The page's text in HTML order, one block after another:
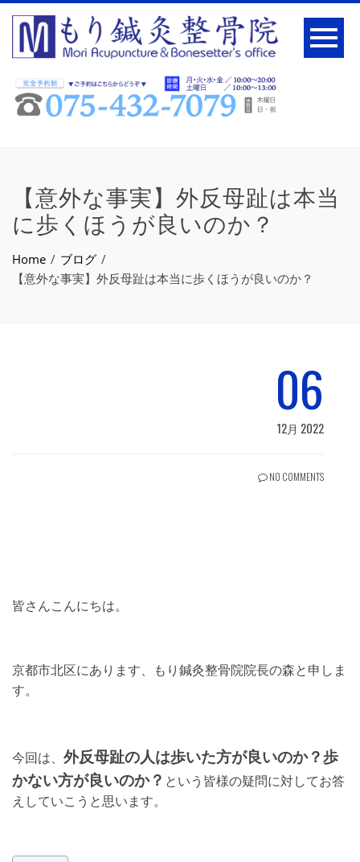
【意外な事実】外反母趾は本当
に歩くほうが良いのか？
Home
ブログ
【意外な事実】外反母趾は本当に歩くほうが良いのか？
06
12月 2022
NO COMMENTS
皆さんこんにちは。
京都市北区にあります、もり鍼灸整骨院院長の森と申しま
す。
今回は、 外反母趾の人は歩いた方が良いのか？歩
かない方が良いのか？ という皆様の疑問に対してお答
えしていこうと思います。